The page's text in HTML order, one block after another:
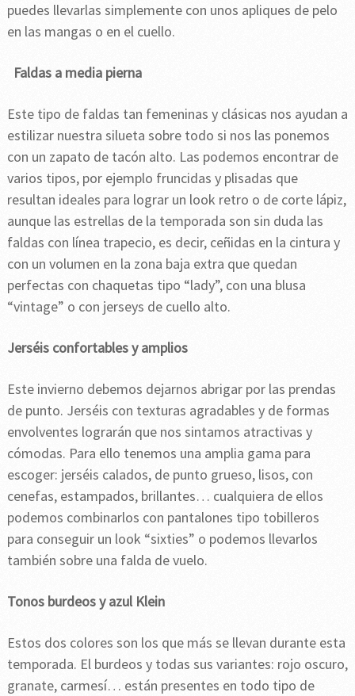
puedes llevarlas simplemente con unos apliques de pelo
en las mangas o en el cuello.
Faldas a media pierna
Este tipo de faldas tan femeninas y clásicas nos ayudan a
estilizar nuestra silueta sobre todo si nos las ponemos
con un zapato de tacón alto. Las podemos encontrar de
varios tipos, por ejemplo fruncidas y plisadas que
resultan ideales para lograr un look retro o de corte lápiz,
aunque las estrellas de la temporada son sin duda las
faldas con línea trapecio, es decir, ceñidas en la cintura y
con un volumen en la zona baja extra que quedan
perfectas con chaquetas tipo “lady”, con una blusa
“vintage” o con jerseys de cuello alto.
Jerséis confortables y amplios
Este invierno debemos dejarnos abrigar por las prendas
de punto. Jerséis con texturas agradables y de formas
envolventes lograrán que nos sintamos atractivas y
cómodas. Para ello tenemos una amplia gama para
escoger: jerséis calados, de punto grueso, lisos, con
cenefas, estampados, brillantes… cualquiera de ellos
podemos combinarlos con pantalones tipo tobilleros
para conseguir un look “sixties” o podemos llevarlos
también sobre una falda de vuelo.
Tonos burdeos y azul Klein
Estos dos colores son los que más se llevan durante esta
temporada. El burdeos y todas sus variantes: rojo oscuro,
granate, carmesí… están presentes en todo tipo de